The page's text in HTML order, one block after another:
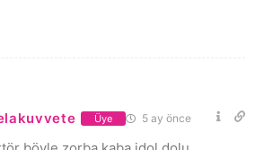
Üye 5 ay önce